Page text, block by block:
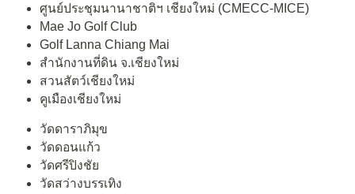
ศูนย์ประชุมนานาชาติฯ เชียงใหม่ (CMECC-MICE)
Mae Jo Golf Club
Golf Lanna Chiang Mai
สำนักงานที่ดิน จ.เชียงใหม่
สวนสัตว์เชียงใหม่
คูเมืองเชียงใหม่
วัดดาราภิมุข
วัดดอนแก้ว
วัดศรีปิงชัย
วัดสว่างบรรเทิง